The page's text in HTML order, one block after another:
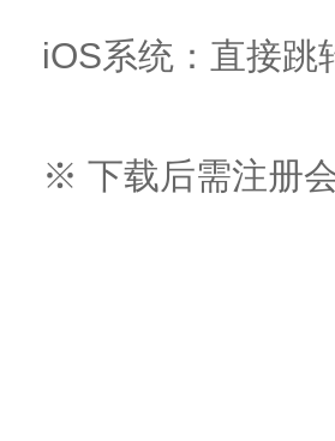
iOS系统：直接跳
※ 下载后需注册